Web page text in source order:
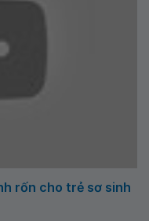
rốn cho trẻ sơ sinh